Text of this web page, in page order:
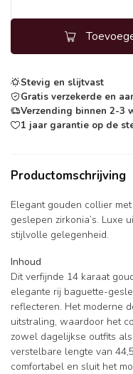
Stevig en slijtvast
Gratis verzekerde en
Verzending binnen 2-3
1 jaar garantie op de
Productomschrijving
Elegant gouden collier
geslepen zirkonia’s. Luxe
stijlvolle gelegenheid.
Inhoud
Dit verfijnde 14 karaat
elegante rij baguette-
reflecteren. Het moderne
uitstraling, waardoor het
zowel dagelijkse outfits
verstelbare lengte van
comfortabel en sluit het